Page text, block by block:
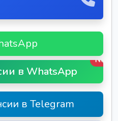
в WhatsApp
New
в Telegram